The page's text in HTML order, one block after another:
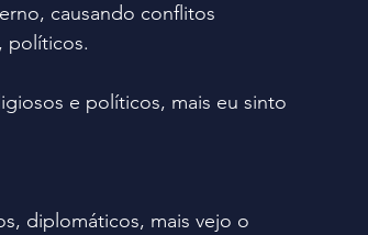
causando conflitos
políticos.
e políticos, mais eu sinto
diplomáticos, mais vejo o